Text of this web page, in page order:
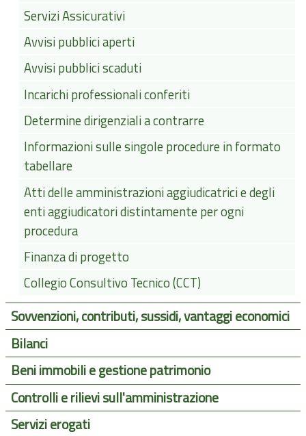
Servizi Assicurativi
Avvisi pubblici aperti
Avvisi pubblici scaduti
Incarichi professionali conferiti
Determine dirigenziali a contrarre
Informazioni sulle singole procedure in formato
tabellare
Atti delle amministrazioni aggiudicatrici e degli
enti aggiudicatori distintamente per ogni
procedura
Finanza di progetto
Collegio Consultivo Tecnico (CCT)
Sovvenzioni, contributi, sussidi, vantaggi economici
Bilanci
Beni immobili e gestione patrimonio
Controlli e rilievi sull'amministrazione
Servizi erogati